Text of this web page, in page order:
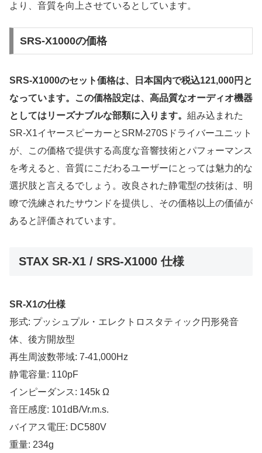
より、音質を向上させているとしています。
SRS-X1000の価格
SRS-X1000のセット価格は、日本国内で税込121,000円と
なっています。この価格設定は、高品質なオーディオ機器
としてはリーズナブルな部類に入ります。 組み込まれた
SR-X1イヤースピーカーとSRM-270Sドライバーユニット
が、この価格で提供する高度な音響技術とパフォーマンス
を考えると、音質にこだわるユーザーにとっては魅力的な
選択肢と言えるでしょう。改良された静電型の技術は、明
瞭で洗練されたサウンドを提供し、その価格以上の価値が
あると評価されています。
STAX SR-X1 / SRS-X1000 仕様
SR-X1の仕様
形式: プッシュプル・エレクトロスタティック円形発音
体、後方開放型
再生周波数帯域: 7-41,000Hz
静電容量: 110pF
インピーダンス: 145k Ω
音圧感度: 101dB/Vr.m.s.
バイアス電圧: DC580V
重量: 234g